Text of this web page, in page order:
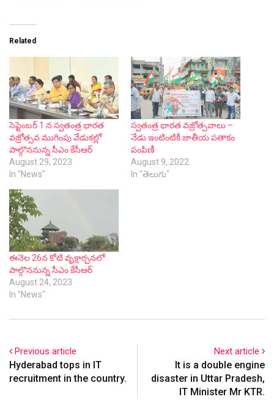
Related
సెప్టెంబర్ 1 న స్వతంత్ర భారత
వజ్రోత్సవ ముగింపు వేడుకల్లో
పాల్గొననున్న సీఎం కేసీఆర్
August 29, 2023
In "News"
స్వతంత్ర భారత వజ్రోత్సవాలు –
నేడు ఇంటింటికీ జాతీయ పతాకం
పంపిణీ
August 9, 2022
In "తెలుగు"
ఈనెల 26న కోటి వృక్షార్చనలో
పాల్గొననున్న సీఎం కేసీఆర్
August 24, 2023
In "News"
Previous article
Hyderabad tops in IT
recruitment in the country.
Next article
It is a double engine
disaster in Uttar Pradesh,
IT Minister Mr KTR.